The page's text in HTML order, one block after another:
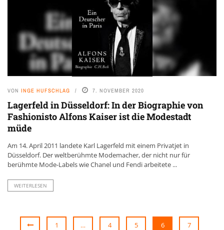
VON INGE HUFSCHLAG 7. NOVEMBER 2020
Lagerfeld in Düsseldorf: In der Biographie von
Fashionisto Alfons Kaiser ist die Modestadt
müde
Am 14. April 2011 landete Karl Lagerfeld mit einem Privatjet in
Düsseldorf. Der weltberühmte Modemacher, der nicht nur für
berühmte Mode-Labels wie Chanel und Fendi arbeitete ...
WEITERLESEN
1 … 4 5 6 7